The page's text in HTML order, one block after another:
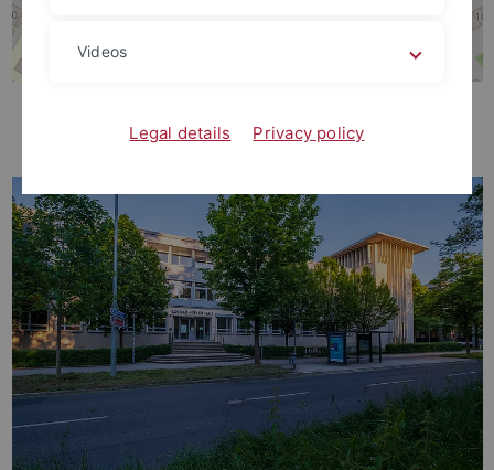
Wilhelmstr. 56 (Lothar-Meyer-Bau)
Videos
Legal details Privacy policy